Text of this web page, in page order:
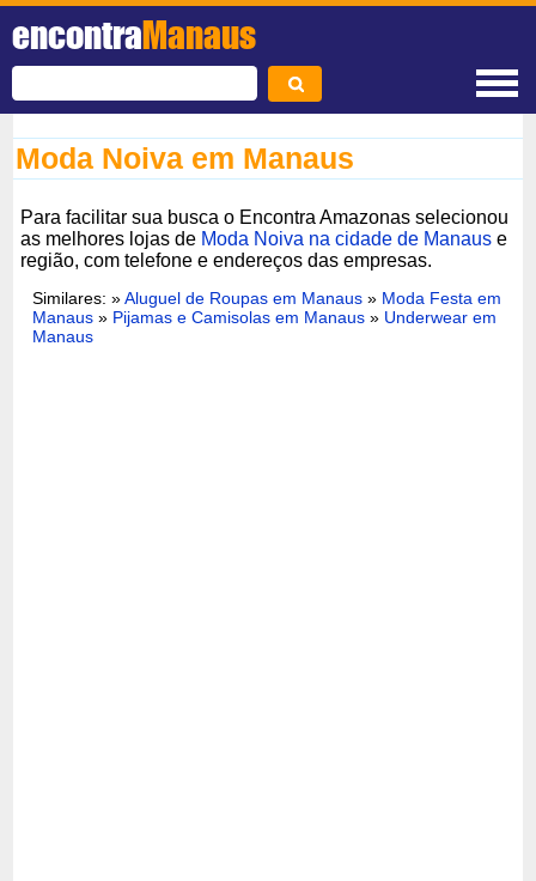
encontraManaus
Moda Noiva em Manaus
Para facilitar sua busca o Encontra Amazonas selecionou
as melhores lojas de Moda Noiva na cidade de Manaus e
região, com telefone e endereços das empresas.
Similares: »Aluguel de Roupas em Manaus » Moda Festa em
Manaus » Pijamas e Camisolas em Manaus » Underwear em
Manaus